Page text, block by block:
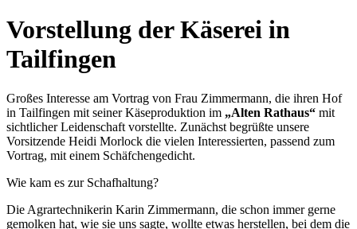
Vorstellung der Käserei in
Tailfingen
Großes Interesse am Vortrag von Frau Zimmermann, die ihren Hof
in Tailfingen mit seiner Käseproduktion im „Alten Rathaus“ mit
sichtlicher Leidenschaft vorstellte. Zunächst begrüßte unsere
Vorsitzende Heidi Morlock die vielen Interessierten, passend zum
Vortrag, mit einem Schäfchengedicht.
Wie kam es zur Schafhaltung?
Die Agrartechnikerin Karin Zimmermann, die schon immer gerne
gemolken hat, wie sie uns sagte, wollte etwas herstellen, bei dem die